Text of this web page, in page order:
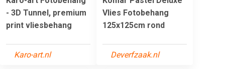
- 3D Tunnel, premium
print vliesbehang
Karo-art.nl
Vlies Fotobehang
125x125cm rond
Deverfzaak.nl